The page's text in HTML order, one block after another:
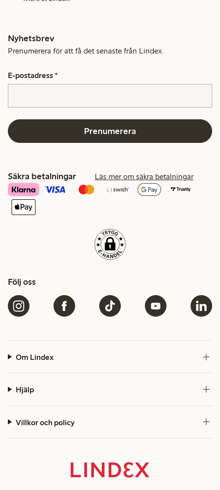
Nyhetsbrev
Prenumerera för att få det senaste från Lindex.
E-postadress *
Prenumerera
Säkra betalningar Läs mer om säkra betalningar
Följ oss
Om Lindex
Hjälp
Villkor och policy